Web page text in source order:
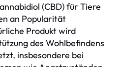
(CBD) für Tiere
an Popularität
Produkt wird
des Wohlbefindens
insbesondere bei